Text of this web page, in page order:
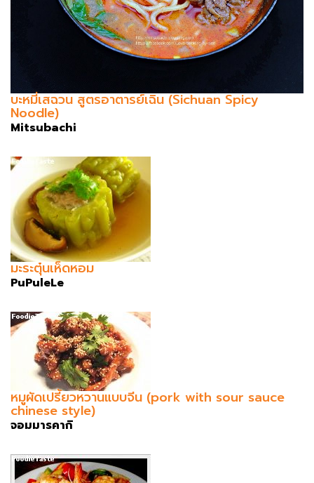
บะหมี่เสฉวน สูตรอาตารย์เฉิน (Sichuan Spicy
Noodle)
Mitsubachi
มะระตุ๋นเห็ดหอม
PuPuleLe
หมูผัดเปรี้ยวหวานแบบจีน (pork with sour sauce
chinese style)
จอมมารคากิ